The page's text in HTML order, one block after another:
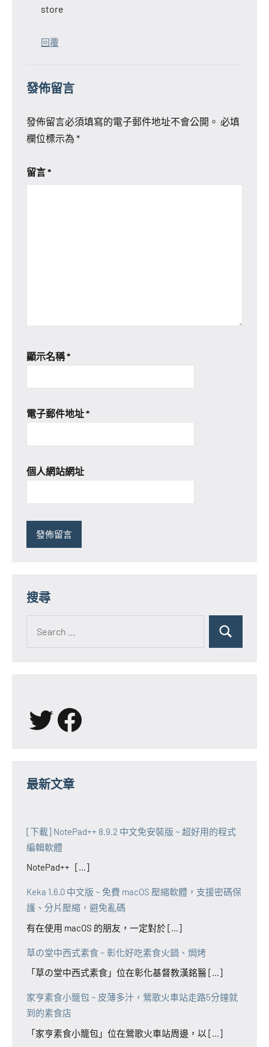
store
回覆
發佈留言
發佈留言必須填寫的電子郵件地址不會公開。 必填
欄位標示為 *
留言*
顯示名稱*
電子郵件地址*
個人網站網址
搜尋
for:
Search
X Facebook
最新文章
[下載] NotePad++ 8.9.2 中文免安裝版 ~ 超好用的程式
編輯軟體
NotePad++ [...]
Keka 1.6.0 中文版 ~ 免費 macOS 壓縮軟體，支援密碼保
護、分片壓縮，避免亂碼
有在使用 macOS 的朋友，一定對於 [...]
草の堂中西式素食 ~ 彰化好吃素食火鍋、焗烤
「草の堂中西式素食」位在彰化基督教漢銘醫 [...]
家亨素食小籠包 ~ 皮薄多汁，鶯歌火車站走路5分鐘就
到的素食店
「家亨素食小籠包」位在鶯歌火車站周邊，以 [...]